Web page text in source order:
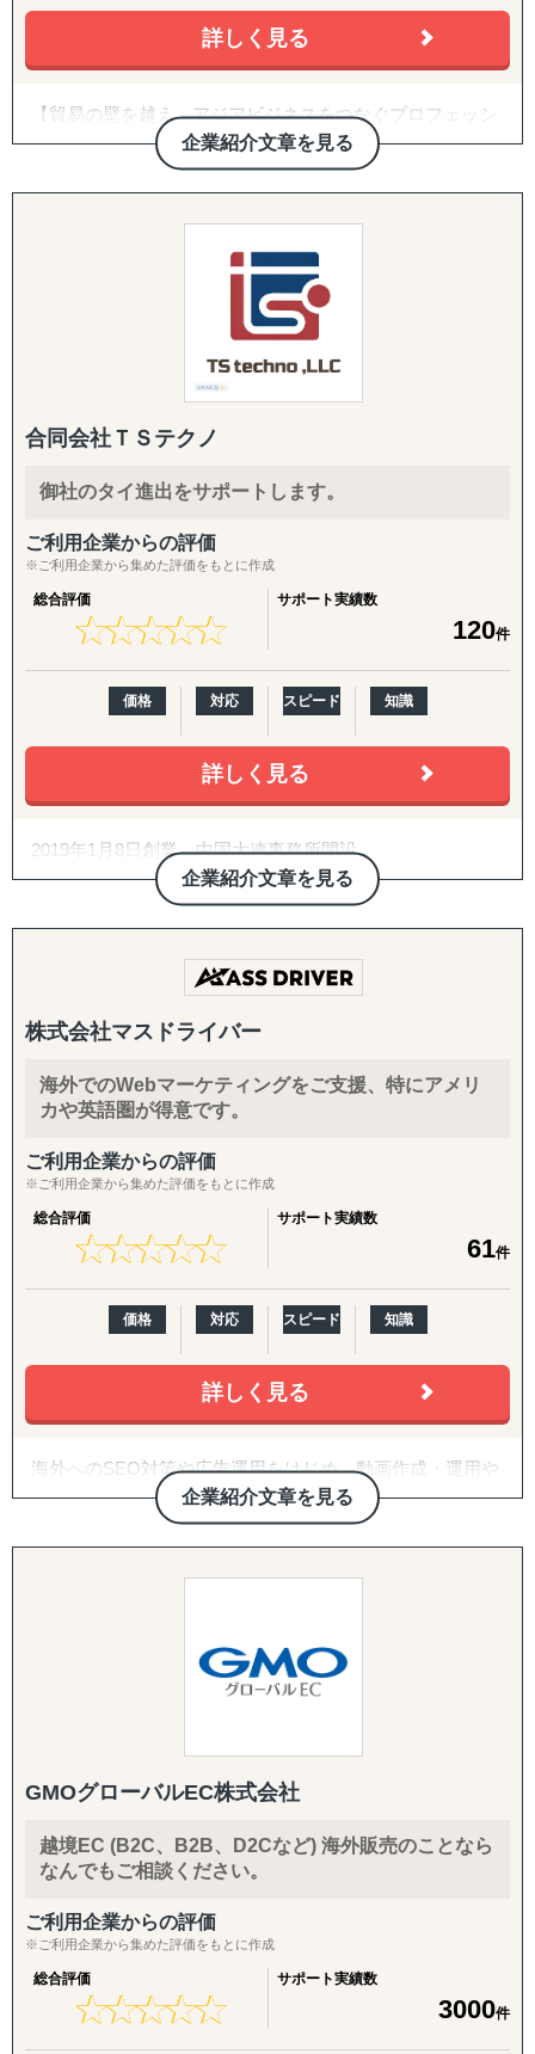
らない
・Amazon USや越境ECに出したいが、出品・運用のノウ
ハウがない
・海外事業の戦略を相談できる相手が社内にいない
【サービス概要】
グロスペリティの特長は、**市場調査・戦略策定から、EC
構築・B2B営業代行・パートナー開拓・規制対応・物流ま
で、海外進出に必要な全工程をワンストップで提供する
「一気通貫の支援体制」**にあります。情報提供にとどま
らず、現地ネットワークを活用して「実際に売れる状態」
1. 海外営業代行（B2B）
ターゲットリストの作成から、オンライン・現地でのアプ
る商流構築、継続的な取引先フォローまでを代行します。
す。
2. パートナー開拓支援
海外展開の成否を分けるのは「正しいパートナーとの掛け
合わせ」です。開拓戦略の策定、ターゲットリストの優先
度付け、アプローチ代行、契約・スキーム構築、そして開
拓後の現地事業開発（定例会・プロジェクト管理・ロード
マップ策定・交渉代行・ローカライズ支援）までを伴走し
ます。
3. 越境EC支援（B2C）
成・コンテンツ戦略・価格/写真方針策定からFBAを前提と
した物流設計、運用・販促・販売データ分析までを一気通
貫で対応。Walmart ECや自社EC（Shopify構築・運用）に
も対応します。
4. 規制対応（FDA）・国際物流
録・成分レビュー・英語ラベル診断/作成・現地エージェン
入代行、現地倉庫・物流オペレーションの構築まで、実務
を代行・伴走します。
5. 戦略パートナーとしての伴走
社内に海外事業の専門人材がいない企業さまの「意思決定
の壁打ち相手」として、継続的に併走。米国プランでは
CEO/COOがプロジェクトマネージャーとして直接関与
し、責任を持って成果にコミットします。
【海外進出パッケージ（ライト）】
海外展開の「最初の一歩」として、有望国選定・需要調
査・現地規制調査・初期戦略設計・初期営業仮説の整理ま
でを短期集中で実施。方向性を明確にし、次の意思決定に
【海外進出パッケージ（米国）】
【パッケージに追加・継続できる支援メニュー】
英語クリエイティブ：
タログ翻訳
商品認証届（SKU追加）、登録工場の追加
輸出・物流：
輸出入代行、最適な物流体制の構築、現地在庫セットアッ
詳しく見る
企業紹介文章を見る
【貿易の壁を越え、アジアビジネスをつなぐプロフェッシ
ョナル】
トレーディネート株式会社は「貿易を通じて人と人をつな
げる」という理念のもと、
海外展開を目指す企業と海外市場を結ぶ架け橋として2015
台湾・タイを中心としたアジア市場に特化し、
物流と営業代行を融合させた独自のサービスで、
これまで多くの企業の海外進出を成功に導いてきました。
■ グローバルサポートの強み
【圧倒的な台湾ネットワーク】
創業以来、台湾に毎月渡航し構築してきた強固なパートナ
ーシップにより、
他社では提供できない販路開拓ルートを確保。食品、酒、
米、庭木、観賞魚などの特殊分野でも確かな実績を持ち、
あらゆる商材の輸出入をサポートします。
【貿易業界の"異端児"としての挑戦】
常識にとらわれない発想で、通常の貿易会社では対応困難
な案件にも果敢に挑戦。
生き物・植物の輸出入や、特殊貨物の取扱いなど、
専門性の高いサービスを提供しています。
【両方向のビジネス支援】
日本から海外への展開支援だけでなく、海外企業の日本進
出もサポート。
制により
、EC販売やオムニチャネル展開もスムーズに実現します。
■ サービス展開
海外（台湾・タイ・シンガポール他）での営業代行
等）
特殊貨物（食品、植物、生物等）の輸出入対応
展示会・商談会の出展代行・同行サポート
「貿易をしたくてもできない」という壁を取り除き、
中小企業でも海外市場で成功できるよう、専門知識と情熱
をもってサポートします。
特に台湾市場では、日本製品への高い信頼と円安傾向が追
い風となり、
ビジネスチャンスが広がっています。
の海外展開戦略をご提案いたします。
合同会社ＴＳテクノ
御社のタイ進出をサポートします。
ご利用企業からの評価
※ご利用企業から集めた評価をもとに作成
総合評価
★★★★★
★★★★★
サポート実績数
120件
価格 対応 スピード 知識
詳しく見る
企業紹介文章を見る
2019年1月8日創業 中国大連事務所開設
2019年5月 タイチェンマイ事務所開設
2020年3月 コロナウィルス蔓延により中国大連事務所閉
鎖
2021年6月 令和3年度経済産業省Japanブランド育成支援
事業 支援パートナー企業に認定 2022年6月 令和4年度
企業に認定
2024年1月 大阪府吹田市商工会加盟 札幌市・仙台市振
興財団海外展開支援企業認定
取引先…
社団法人 財団法人 東証プライム上場企業 中小卸売小
売業 個人事業主
海外企業
株式会社マスドライバー
海外でのWebマーケティングをご支援、特にアメリ
カや英語圏が得意です。
ご利用企業からの評価
※ご利用企業から集めた評価をもとに作成
総合評価
★★★★★
★★★★★
サポート実績数
61件
価格 対応 スピード 知識
詳しく見る
企業紹介文章を見る
海外へのSEO対策や広告運用をはじめ、動画作成・運用や
HP作成など、Webマーケティングのサービス全般を行う支
高度なプランニングとスピード感のある施策実施で、クラ
イアントの課題解決と事業成長にコミットします。
ンシップや人材採用を強化しているため、特に日本国内と
アメリカでのWebマーケティングを得意としています。
GMOグローバルEC株式会社
越境EC (B2C、B2B、D2Cなど) 海外販売のことなら
なんでもご相談ください。
ご利用企業からの評価
※ご利用企業から集めた評価をもとに作成
総合評価
★★★★★
★★★★★
サポート実績数
3000件